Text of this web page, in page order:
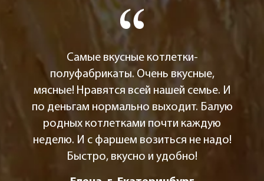
Самые вкусные котлетки-
полуфабрикаты. Очень вкусные,
мясные! Нравятся всей нашей семье. И
по деньгам нормально выходит. Балую
родных котлетками почти каждую
неделю. И с фаршем возиться не надо!
Быстро, вкусно и удобно!